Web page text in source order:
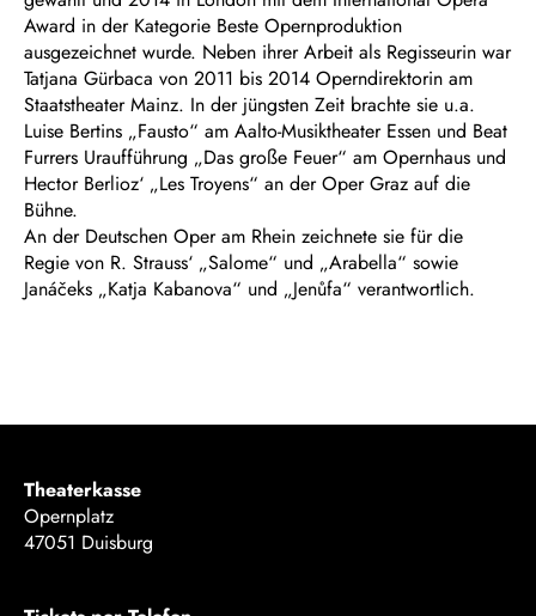
Award in der Kategorie Beste Opernproduktion
ausgezeichnet wurde. Neben ihrer Arbeit als Regisseurin war
Tatjana Gürbaca von 2011 bis 2014 Operndirektorin am
Staatstheater Mainz. In der jüngsten Zeit brachte sie u.a.
Luise Bertins „Fausto“ am Aalto-Musiktheater Essen und Beat
Furrers Uraufführung „Das große Feuer“ am Opernhaus und
Hector Berlioz‘ „Les Troyens“ an der Oper Graz auf die
Bühne.
An der Deutschen Oper am Rhein zeichnete sie für die
Regie von R. Strauss‘ „Salome“ und „Arabella“ sowie
Janáčeks „Katja Kabanova“ und „Jenůfa“ verantwortlich.
Theaterkasse
Opernplatz
47051 Duisburg